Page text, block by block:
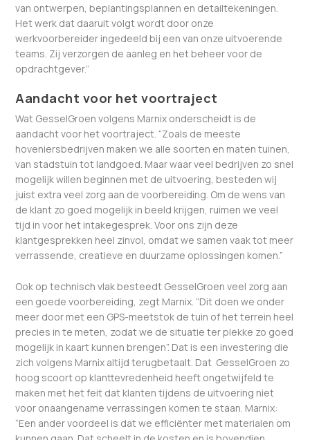
van ontwerpen, beplantingsplannen en detailtekeningen.
Het werk dat daaruit volgt wordt door onze
werkvoorbereider ingedeeld bij een van onze uitvoerende
teams. Zij verzorgen de aanleg en het beheer voor de
opdrachtgever.”
Aandacht voor het voortraject
Wat GesselGroen volgens Marnix onderscheidt is de
aandacht voor het voortraject. “Zoals de meeste
hoveniersbedrijven maken we alle soorten en maten tuinen,
van stadstuin tot landgoed. Maar waar veel bedrijven zo snel
mogelijk willen beginnen met de uitvoering, besteden wij
juist extra veel zorg aan de voorbereiding. Om de wens van
de klant zo goed mogelijk in beeld krijgen, ruimen we veel
tijd in voor het intakegesprek. Voor ons zijn deze
klantgesprekken heel zinvol, omdat we samen vaak tot meer
verrassende, creatieve en duurzame oplossingen komen.”
Ook op technisch vlak besteedt GesselGroen veel zorg aan
een goede voorbereiding, zegt Marnix. “Dit doen we onder
meer door met een GPS-meetstok de tuin of het terrein heel
precies in te meten, zodat we de situatie ter plekke zo goed
mogelijk in kaart kunnen brengen”. Dat is een investering die
zich volgens Marnix altijd terugbetaalt. Dat GesselGroen zo
hoog scoort op klanttevredenheid heeft ongetwijfeld te
maken met het feit dat klanten tijdens de uitvoering niet
voor onaangename verrassingen komen te staan. Marnix:
“Een ander voordeel is dat we efficiënter met materialen om